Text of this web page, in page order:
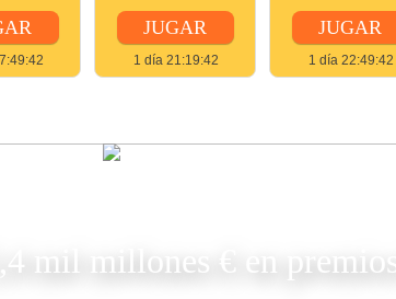
JUGAR
1 día 21:19:42
JUGAR
1 día 22:49:42
mil millones € en premios!